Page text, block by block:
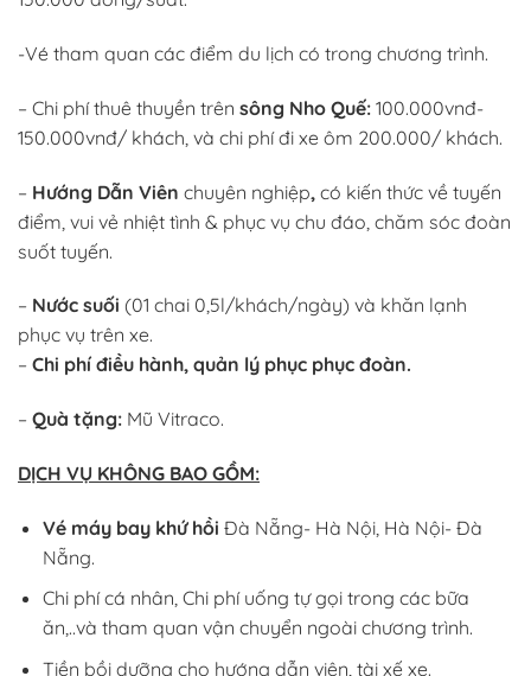
-Vé tham quan các điểm du lịch có trong chương trình.
– Chi phí thuê thuyền trên sông Nho Quế: 100.000vnđ-
150.000vnđ/ khách, và chi phí đi xe ôm 200.000/ khách.
– Hướng Dẫn Viên chuyên nghiệp, có kiến thức về tuyến
điểm, vui vẻ nhiệt tình & phục vụ chu đáo, chăm sóc đoàn
suốt tuyến.
– Nước suối (01 chai 0,5l/khách/ngày) và khăn lạnh
phục vụ trên xe.
– Chi phí điều hành, quản lý phục phục đoàn.
– Quà tặng: Mũ Vitraco.
DỊCH VỤ KHÔNG BAO GỒM:
Vé máy bay khứ hồi Đà Nẵng- Hà Nội, Hà Nội- Đà
Nẵng.
Chi phí cá nhân, Chi phí uống tự gọi trong các bữa
ăn,..và tham quan vận chuyển ngoài chương trình.
Tiền bồi dưỡng cho hướng dẫn viên, tài xế xe.